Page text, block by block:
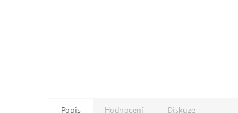
Popis Hodnocení Diskuze